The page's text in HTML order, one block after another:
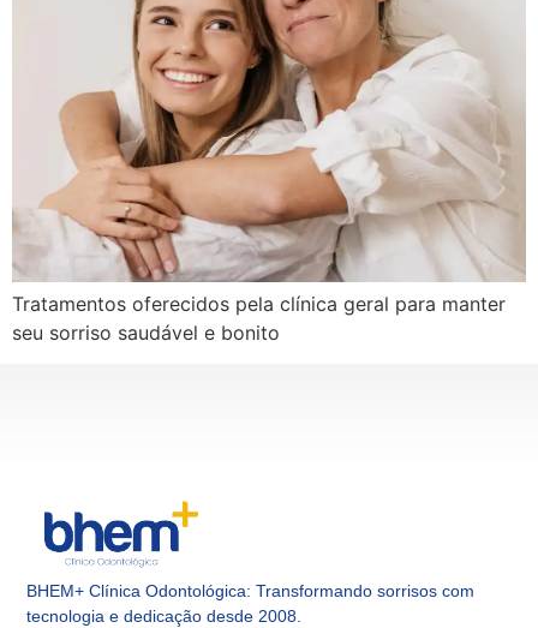
Tratamentos oferecidos pela clínica geral para manter
seu sorriso saudável e bonito
BHEM+ Clínica Odontológica: Transformando sorrisos com
tecnologia e dedicação desde 2008.